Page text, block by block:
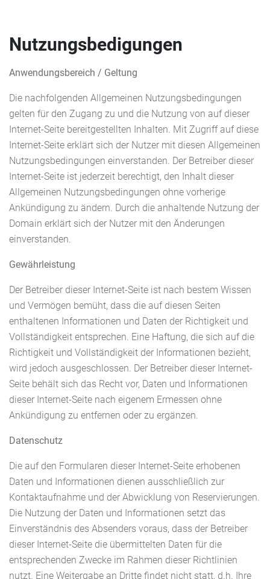
Nutzungsbedigungen
Anwendungsbereich / Geltung
Die nachfolgenden Allgemeinen Nutzungsbedingungen
gelten für den Zugang zu und die Nutzung von auf dieser
Internet-Seite bereitgestellten Inhalten. Mit Zugriff auf diese
Internet-Seite erklärt sich der Nutzer mit diesen Allgemeinen
Nutzungsbedingungen einverstanden. Der Betreiber dieser
Internet-Seite ist jederzeit berechtigt, den Inhalt dieser
Allgemeinen Nutzungsbedingungen ohne vorherige
Ankündigung zu ändern. Durch die anhaltende Nutzung der
Domain erklärt sich der Nutzer mit den Änderungen
einverstanden.
Gewährleistung
Der Betreiber dieser Internet-Seite ist nach bestem Wissen
und Vermögen bemüht, dass die auf diesen Seiten
enthaltenen Informationen und Daten der Richtigkeit und
Vollständigkeit entsprechen. Eine Haftung, die sich auf die
Richtigkeit und Vollständigkeit der Informationen bezieht,
wird jedoch ausgeschlossen. Der Betreiber dieser Internet-
Seite behält sich das Recht vor, Daten und Informationen
dieser Internet-Seite nach eigenem Ermessen ohne
Ankündigung zu entfernen oder zu ergänzen.
Datenschutz
Die auf den Formularen dieser Internet-Seite erhobenen
Daten und Informationen dienen ausschließlich zur
Kontaktaufnahme und der Abwicklung von Reservierungen.
Die Nutzung der Daten und Informationen setzt das
Einverständnis des Absenders voraus, dass der Betreiber
dieser Internet-Seite die übermittelten Daten für die
entsprechenden Zwecke im Rahmen dieser Richtlinien
nutzt. Eine Weitergabe an Dritte findet nicht statt, d.h. Ihre